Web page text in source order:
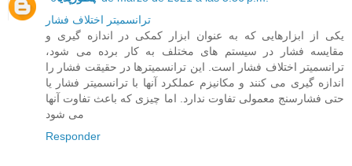
ترانسمیتر اختلاف فشار
یکی از ابزارهایی که به عنوان ابزار کمکی در اندازه گیری و
مقایسه فشار در سیستم های مختلف به کار برده می شود،
ترانسمیتر اختلاف فشار است. این ترانسمیترها در حقیقت فشار را
اندازه گیری می کنند و مکانیزم عملکرد آنها با ترانسمیتر فشار یا
حتی فشارسنج معمولی تفاوت ندارد. اما چیزی که باعث تفاوت آنها
می شود
Responder